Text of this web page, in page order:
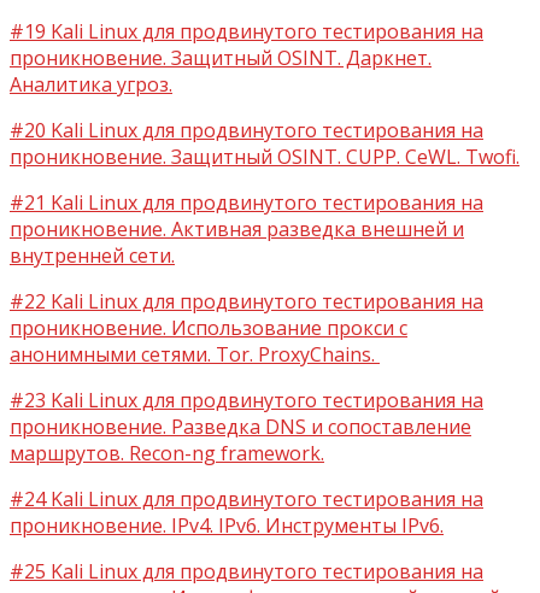
#19 Kali Linux для продвинутого тестирования на
проникновение. Защитный OSINT. Даркнет.
Аналитика угроз.
#20 Kali Linux для продвинутого тестирования на
проникновение. Защитный OSINT. CUPP. CeWL. Twofi.
#21 Kali Linux для продвинутого тестирования на
проникновение. Активная разведка внешней и
внутренней сети.
#22 Kali Linux для продвинутого тестирования на
проникновение. Использование прокси с
анонимными сетями. Tor. ProxyChains.
#23 Kali Linux для продвинутого тестирования на
проникновение. Разведка DNS и сопоставление
маршрутов. Recon-ng framework.
#24 Kali Linux для продвинутого тестирования на
проникновение. IPv4. IPv6. Инструменты IPv6.
#25 Kali Linux для продвинутого тестирования на